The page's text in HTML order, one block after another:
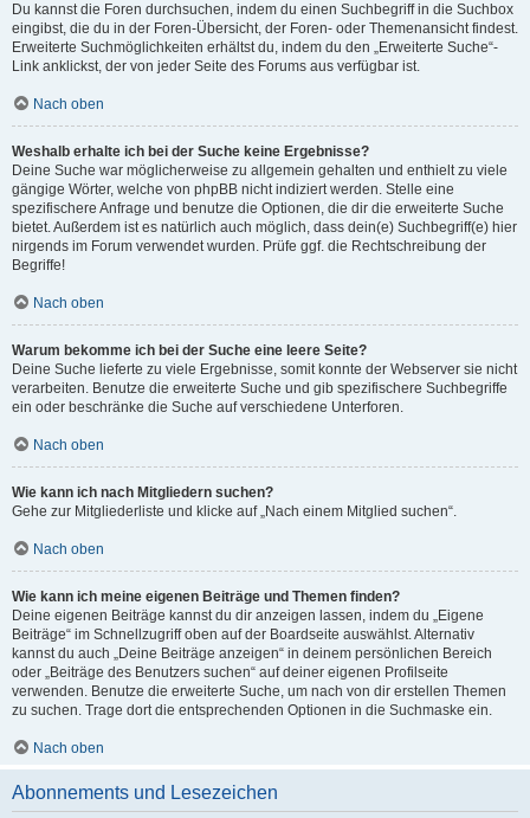
Du kannst die Foren durchsuchen, indem du einen Suchbegriff in die Suchbox
eingibst, die du in der Foren-Übersicht, der Foren- oder Themenansicht findest.
Erweiterte Suchmöglichkeiten erhältst du, indem du den „Erweiterte Suche“-
Link anklickst, der von jeder Seite des Forums aus verfügbar ist.
Nach oben
Weshalb erhalte ich bei der Suche keine Ergebnisse?
Deine Suche war möglicherweise zu allgemein gehalten und enthielt zu viele
gängige Wörter, welche von phpBB nicht indiziert werden. Stelle eine
spezifischere Anfrage und benutze die Optionen, die dir die erweiterte Suche
bietet. Außerdem ist es natürlich auch möglich, dass dein(e) Suchbegriff(e) hier
nirgends im Forum verwendet wurden. Prüfe ggf. die Rechtschreibung der
Begriffe!
Nach oben
Warum bekomme ich bei der Suche eine leere Seite?
Deine Suche lieferte zu viele Ergebnisse, somit konnte der Webserver sie nicht
verarbeiten. Benutze die erweiterte Suche und gib spezifischere Suchbegriffe
ein oder beschränke die Suche auf verschiedene Unterforen.
Nach oben
Wie kann ich nach Mitgliedern suchen?
Gehe zur Mitgliederliste und klicke auf „Nach einem Mitglied suchen“.
Nach oben
Wie kann ich meine eigenen Beiträge und Themen finden?
Deine eigenen Beiträge kannst du dir anzeigen lassen, indem du „Eigene
Beiträge“ im Schnellzugriff oben auf der Boardseite auswählst. Alternativ
kannst du auch „Deine Beiträge anzeigen“ in deinem persönlichen Bereich
oder „Beiträge des Benutzers suchen“ auf deiner eigenen Profilseite
verwenden. Benutze die erweiterte Suche, um nach von dir erstellen Themen
zu suchen. Trage dort die entsprechenden Optionen in die Suchmaske ein.
Nach oben
Abonnements und Lesezeichen